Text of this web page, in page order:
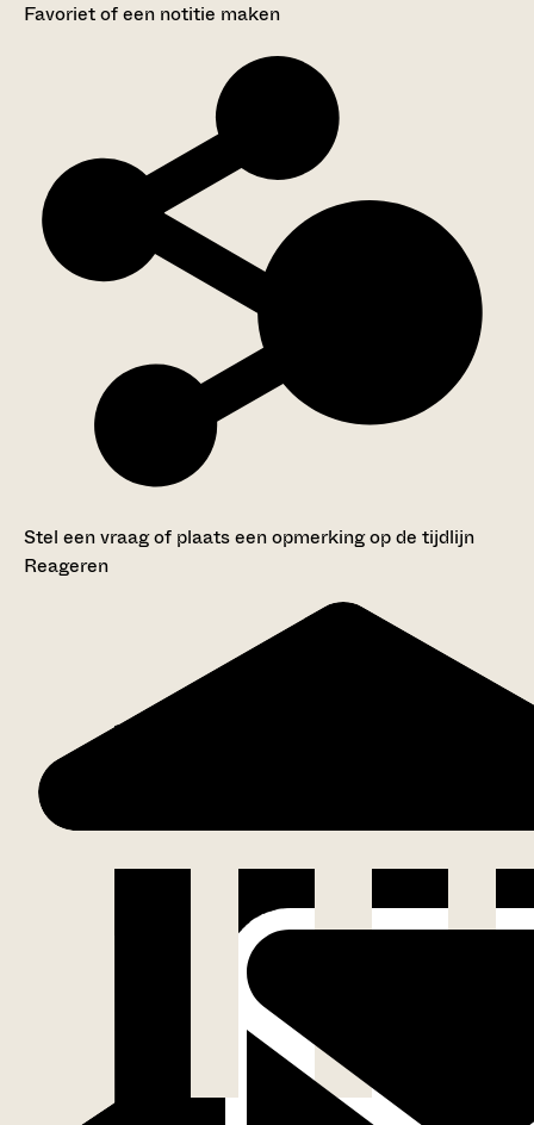
Favoriet of een notitie maken
Stel een vraag of plaats een opmerking op de tijdlijn
Reageren